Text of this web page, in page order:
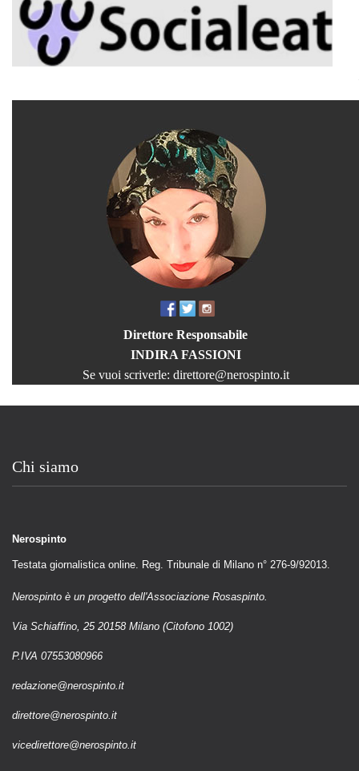
Direttore Responsabile
INDIRA FASSIONI
Se vuoi scriverle: direttore@nerospinto.it
Chi siamo
Nerospinto
Testata giornalistica online. Reg. Tribunale di Milano n° 276-9/92013.
Nerospinto è un progetto dell'Associazione Rosaspinto.
Via Schiaffino, 25 20158 Milano (Citofono 1002)
P.IVA 07553080966
redazione@nerospinto.it
direttore@nerospinto.it
vicedirettore@nerospinto.it